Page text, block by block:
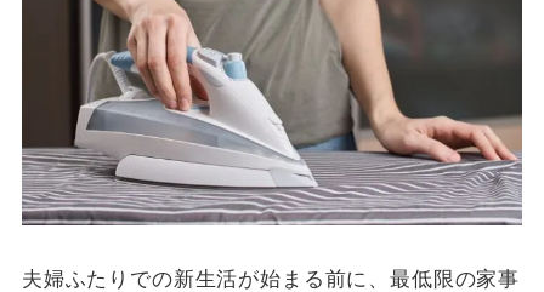
夫婦ふたりでの新生活が始まる前に、最低限の家事